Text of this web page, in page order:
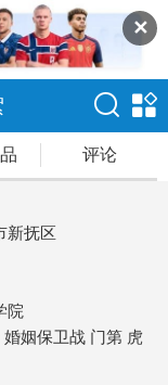
✕
评论
新抚区
院
姻保卫战 门第 虎
金陵十三钗 太平轮